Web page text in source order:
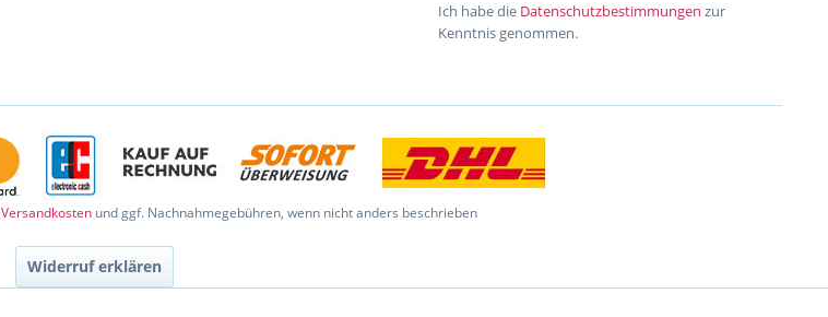
Ich habe die Datenschutzbestimmungen zur
Kenntnis genommen.
Versandkostenund ggf. Nachnahmegebühren, wenn nicht anders beschrieben
Widerruf erklären